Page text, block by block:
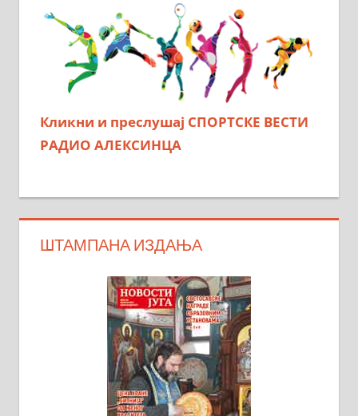
Кликни и преслушај СПОРТСКЕ ВЕСТИ
РАДИО АЛЕКСИНЦА
ШТАМПАНА ИЗДАЊА